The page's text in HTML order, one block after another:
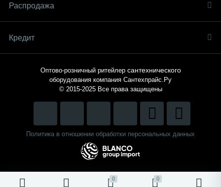
0 0
Распродaжа
Кредит
Оптово-розничный ритейлер сантехнического
оборудования компания Сантехпрайс.Ру
© 2015-2025 Все права защищены
Политика в отношении обработки персональных данных